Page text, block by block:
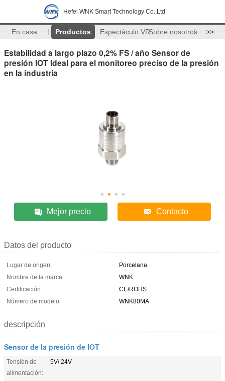
Hefei WNK Smart Technology Co.,Ltd
En casa Productos Espectáculo VRSobre nosotros >>
Estabilidad a largo plazo 0,2% FS / año Sensor de
presión IOT Ideal para el monitoreo preciso de la presión
en la industria
Mejor precio Contacto
Datos del producto
Lugar de origen:
Porcelana
Nombre de la marca:
WNK
Certificación:
CE/ROHS
Número de modelo:
WNK80MA
descripción
Sensor de la presión de IOT
Tensión de
alimentación:
5V/ 24V